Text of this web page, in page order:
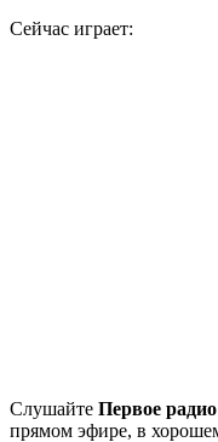
Сейчас играет:
Cлушайте Первое радио
прямом эфире, в